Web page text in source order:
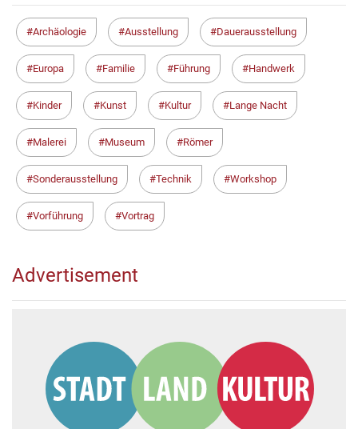
Archäologie Ausstellung Dauerausstellung
Europa Familie Führung Handwerk
Kinder Kunst Kultur Lange Nacht
Malerei Museum Römer
Sonderausstellung Technik Workshop
Vorführung Vortrag
Advertisement